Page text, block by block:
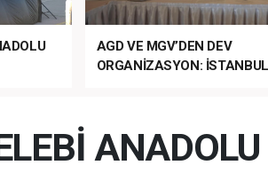
AGD VE MGV’DEN DEV
ORGANİZASYON: